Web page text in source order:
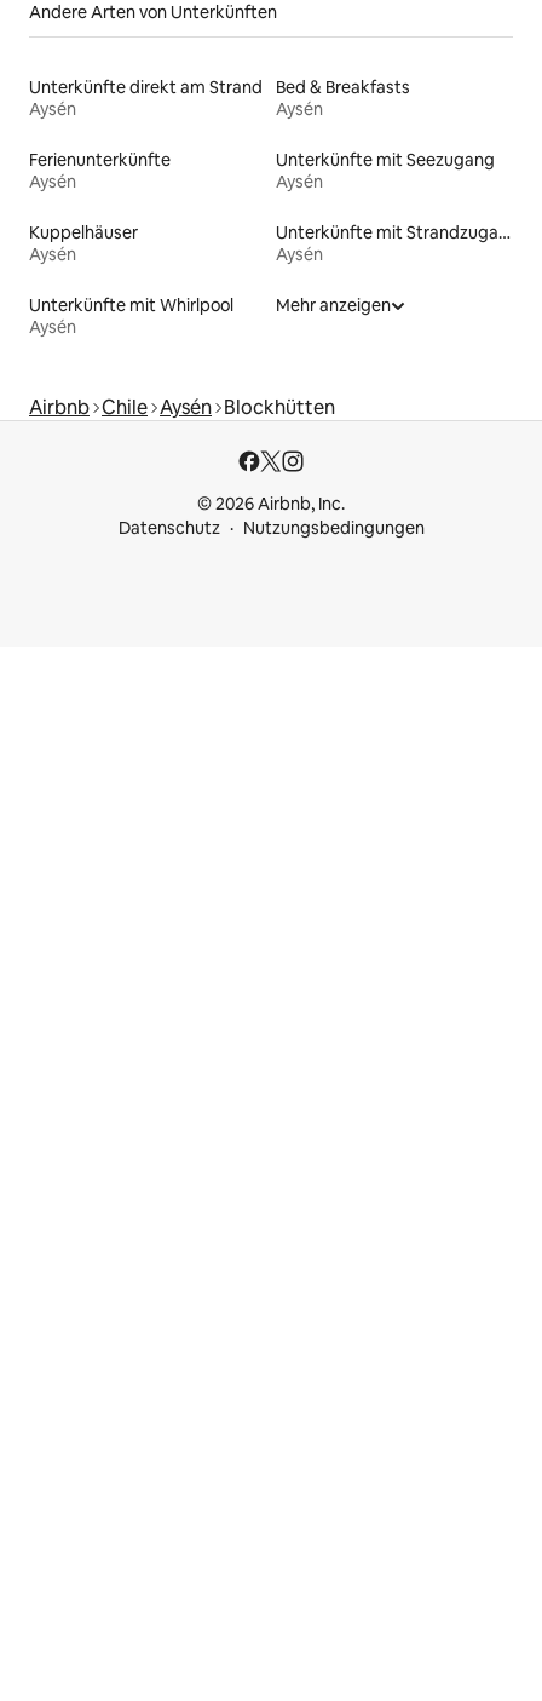
Andere Arten von Unterkünften
Unterkünfte direkt am Strand
Aysén
Bed & Breakfasts
Aysén
Ferienunterkünfte
Aysén
Unterkünfte mit Seezugang
Aysén
Kuppelhäuser
Aysén
Unterkünfte mit Strandzugang
Aysén
Unterkünfte mit Whirlpool
Aysén
Mehr anzeigen
Airbnb Chile Aysén Blockhütten
© 2026 Airbnb, Inc.
Datenschutz
Nutzungsbedingungen